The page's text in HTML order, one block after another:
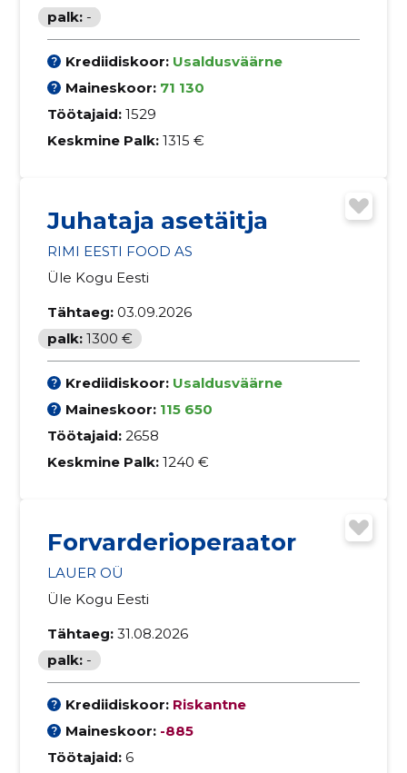
palk: -
Krediidiskoor: Usaldusväärne
Maineskoor: 71 130
Töötajaid: 1529
Keskmine Palk: 1315 €
Juhataja asetäitja
RIMI EESTI FOOD AS
Üle Kogu Eesti
Tähtaeg: 03.09.2026
palk: 1300 €
Krediidiskoor: Usaldusväärne
Maineskoor: 115 650
Töötajaid: 2658
Keskmine Palk: 1240 €
Forvarderioperaator
LAUER OÜ
Üle Kogu Eesti
Tähtaeg: 31.08.2026
palk: -
Krediidiskoor: Riskantne
Maineskoor: -885
Töötajaid: 6